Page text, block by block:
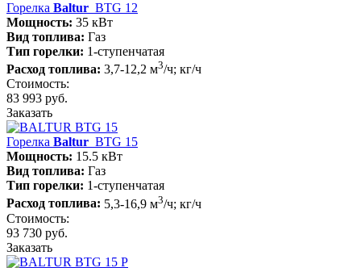
Горелка Baltur BTG 12
Мощность: 35 кВт
Вид топлива: Газ
Тип горелки: 1-ступенчатая
Расход топлива: 3,7-12,2 м3/ч; кг/ч
Стоимость:
83 993 руб.
Заказать
Горелка Baltur BTG 15
Мощность: 15.5 кВт
Вид топлива: Газ
Тип горелки: 1-ступенчатая
Расход топлива: 5,3-16,9 м3/ч; кг/ч
Стоимость:
93 730 руб.
Заказать